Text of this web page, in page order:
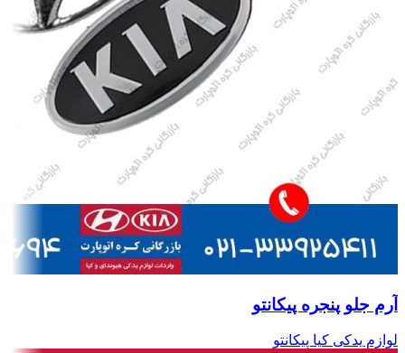
آرم جلو پنجره پیکانتو
لوازم یدکی کیا پیکانتو